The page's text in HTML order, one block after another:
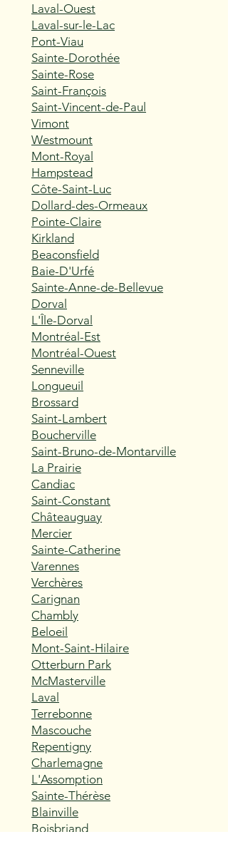
Laval-Ouest
Laval-sur-le-Lac
Pont-Viau
Sainte-Dorothée
Sainte-Rose
Saint-François
Saint-Vincent-de-Paul
Vimont
Westmount
Mont-Royal
Hampstead
Côte-Saint-Luc
Dollard-des-Ormeaux
Pointe-Claire
Kirkland
Beaconsfield
Baie-D'Urfé
Sainte-Anne-de-Bellevue
Dorval
L'Île-Dorval
Montréal-Est
Montréal-Ouest
Senneville
Longueuil
Brossard
Saint-Lambert
Boucherville
Saint-Bruno-de-Montarville
La Prairie
Candiac
Saint-Constant
Châteauguay
Mercier
Sainte-Catherine
Varennes
Verchères
Carignan
Chambly
Beloeil
Mont-Saint-Hilaire
Otterburn Park
McMasterville
Laval
Terrebonne
Mascouche
Repentigny
Charlemagne
L'Assomption
Sainte-Thérèse
Blainville
Boisbriand